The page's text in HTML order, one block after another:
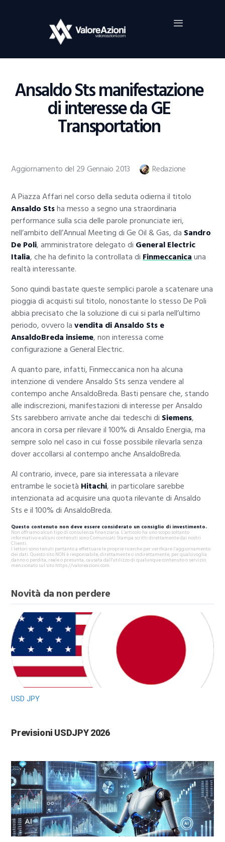
Ansaldo Sts manifestazione
di interesse da GE
Transportation
Home
Investimenti
Borsa
Guide Al Trading
Criptovalute
Aggiornamento del 29 Gennaio 2013 Redazione
A Piazza Affari nel corso della seduta odierna il titolo
Ansaldo Stsha messo a segno una straordinaria
performance sulla scia delle parole pronunciate ieri,
nell’ambito dell’Annual Meeting di Ge Oil & Gas, da Sandro
De Poli, amministratore delegato di General Electric
Italia, che ha definito la controllata diFinmeccanicauna
realtà interessante.
Sono quindi bastate queste semplici parole a scatenare una
pioggia di acquisti sul titolo, nonostante lo stesso De Poli
abbia precisato che la soluzione di cui si parla nell’ultimo
periodo, ovvero lavendita di Ansaldo Sts e
AnsaldoBreda insieme, non interessa come
configurazione a General Electric.
A quanto pare, infatti, Finmeccanica non ha alcuna
intenzione di vendere Ansaldo Sts senza vendere al
contempo anche AnsaldoBreda. Basti pensare che, stando
alle indiscrezioni, manifestazioni di interesse per Ansaldo
Sts sarebbero arrivate anche dai tedeschi di Siemens,
ancora in corsa per rilevare il 100% di Ansaldo Energia, ma
sempre solo nel caso in cui fosse possibile rilevarla senza
dover accollarsi al contempo anche AnsaldoBreda.
Al contrario, invece, pare sia interessata a rilevare
entrambe le società Hitachi, in particolare sarebbe
intenzionata ad acquisire una quota rilevante di Ansaldo
Sts e il 100% di AnsaldoBreda.
Questo contenuto non deve essere considerato un consiglio di investimento.
Non offriamo alcun tipo di consulenza finanziaria. L’articolo ha uno scopo soltanto
informativo e alcuni contenuti sono Comunicati Stampa scritti direttamente dai nostri
Clienti.
I lettori sono tenuti pertanto a effettuare le proprie ricerche per verificare l’aggiornamento
dei dati. Questo sito NON è responsabile, direttamente o indirettamente, per qualsivoglia
danno o perdita, reale o presunta, causata dall'utilizzo di qualunque contenuto o servizio
menzionato sul sito https://valoreazioni.com.
Novità da non perdere
USD JPY
Previsioni USDJPY 2026